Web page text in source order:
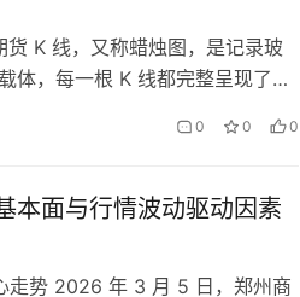
K 线，又称蜡烛图，是记录玻
体，每一根 K 线都完整呈现了对
具。与其他商品期货相比，玻璃
0 0 0
本面与行情波动驱动因素
走势 2026 年 3 月 5 日，郑州商